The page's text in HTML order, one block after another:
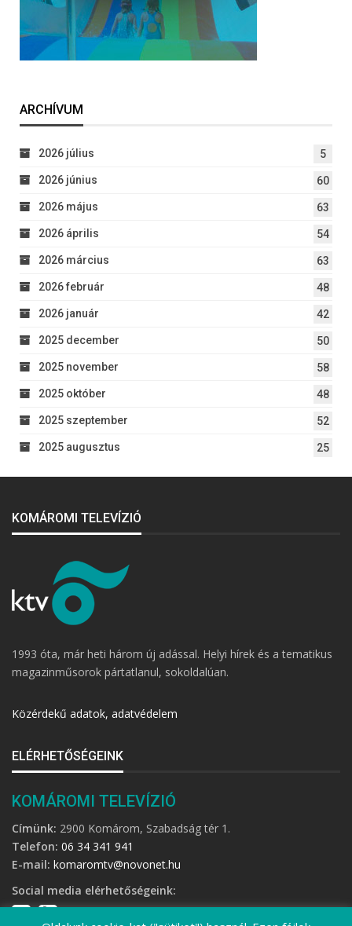
ARCHÍVUM
2026 július 5
2026 június 60
2026 május 63
2026 április 54
2026 március 63
2026 február 48
2026 január 42
2025 december 50
2025 november 58
2025 október 48
2025 szeptember 52
2025 augusztus 25
KOMÁROMI TELEVÍZIÓ
1993 óta, már heti három új adással. Helyi hírek és a tematikus
magazinműsorok pártatlanul, sokoldalúan.
Közérdekű adatok, adatvédelem
ELÉRHETŐSÉGEINK
KOMÁROMI TELEVÍZIÓ
Címünk: 2900 Komárom, Szabadság tér 1.
Telefon: 06 34 341 941
E-mail: komaromtv@novonet.hu
Social media elérhetőségeink: